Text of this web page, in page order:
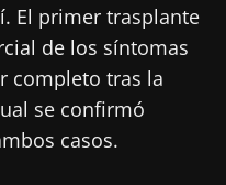
El primer trasplante
de los síntomas
completo tras la
se confirmó
casos.